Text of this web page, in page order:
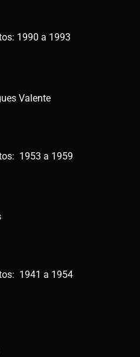
1990 a 1993
Valente
1953 a 1959
1941 a 1954